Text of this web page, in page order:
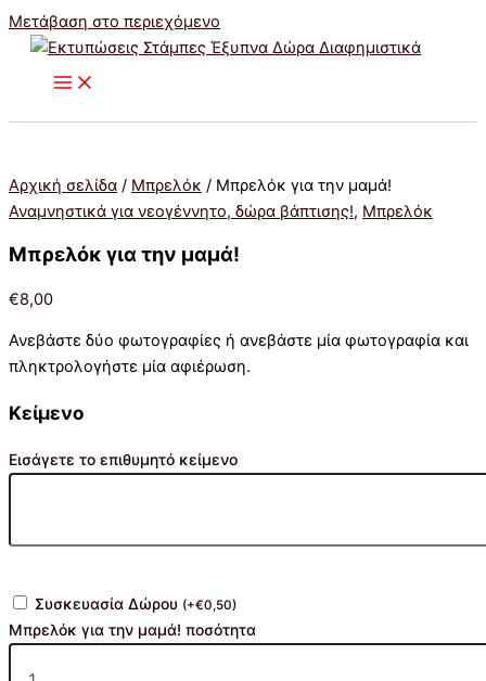
Μετάβαση στο περιεχόμενο
Αρχική σελίδα / Μπρελόκ / Μπρελόκ για την μαμά!
Αναμνηστικά για νεογέννητο, δώρα βάπτισης!, Μπρελόκ
Μπρελόκ για την μαμά!
€8,00
Ανεβάστε δύο φωτογραφίες ή ανεβάστε μία φωτογραφία και
πληκτρολογήστε μία αφιέρωση.
Κείμενο
Εισάγετε το επιθυμητό κείμενο
Συσκευασία Δώρου (+€0,50)
Μπρελόκ για την μαμά! ποσότητα